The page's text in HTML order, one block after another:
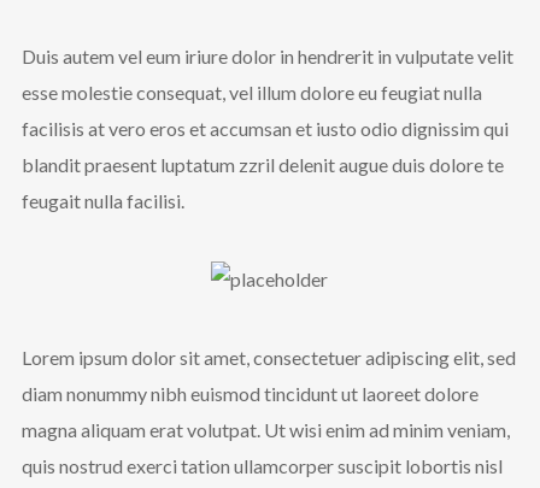
Duis autem vel eum iriure dolor in hendrerit in vulputate velit
esse molestie consequat, vel illum dolore eu feugiat nulla
facilisis at vero eros et accumsan et iusto odio dignissim qui
blandit praesent luptatum zzril delenit augue duis dolore te
feugait nulla facilisi.
Lorem ipsum dolor sit amet, consectetuer adipiscing elit, sed
diam nonummy nibh euismod tincidunt ut laoreet dolore
magna aliquam erat volutpat. Ut wisi enim ad minim veniam,
quis nostrud exerci tation ullamcorper suscipit lobortis nisl